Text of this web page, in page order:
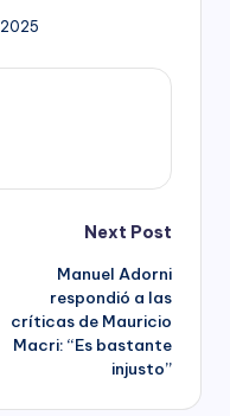
Next Post
Manuel Adorni
respondió a las
críticas de Mauricio
Macri: “Es bastante
injusto”